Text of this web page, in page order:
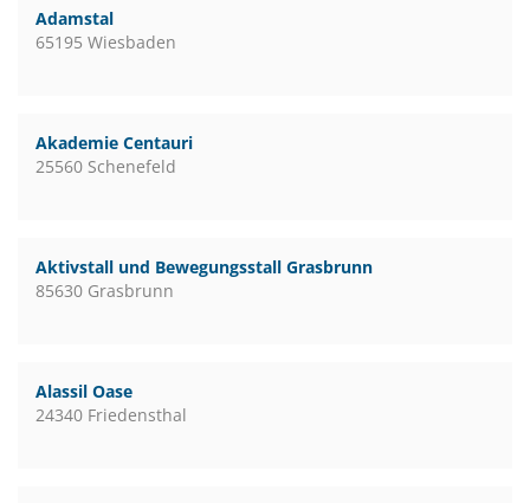
Adamstal
65195 Wiesbaden
Akademie Centauri
25560 Schenefeld
Aktivstall und Bewegungsstall Grasbrunn
85630 Grasbrunn
Alassil Oase
24340 Friedensthal